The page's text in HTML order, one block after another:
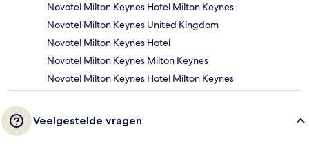
Novotel Milton Keynes Hotel Milton Keynes
Novotel Milton Keynes United Kingdom
Novotel Milton Keynes Hotel
Novotel Milton Keynes Milton Keynes
Novotel Milton Keynes Hotel Milton Keynes
Veelgestelde vragen